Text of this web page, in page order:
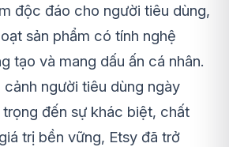
độc đáo cho người tiêu dùng,
sản phẩm có tính nghệ
tạo và mang dấu ấn cá nhân.
cảnh người tiêu dùng ngày
đến sự khác biệt, chất
trị bền vững, Etsy đã trở